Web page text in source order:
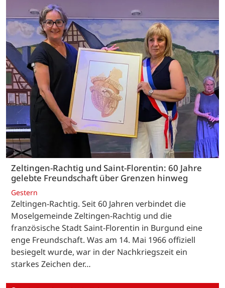
Zeltingen-Rachtig und Saint-Florentin: 60 Jahre
gelebte Freundschaft über Grenzen hinweg
Gestern
Zeltingen-Rachtig. Seit 60 Jahren verbindet die
Moselgemeinde Zeltingen-Rachtig und die
französische Stadt Saint-Florentin in Burgund eine
enge Freundschaft. Was am 14. Mai 1966 offiziell
besiegelt wurde, war in der Nachkriegszeit ein
starkes Zeichen der…